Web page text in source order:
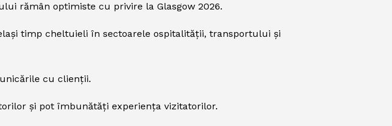
rămân optimiste cu privire la Glasgow 2026.
timp cheltuieli în sectoarele ospitalității, transportului și
cu clienții.
și pot îmbunătăți experiența vizitatorilor.